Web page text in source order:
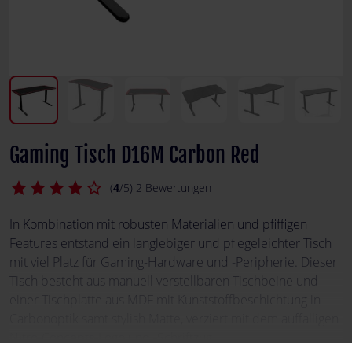
Gaming Tisch D16M Carbon Red
star_border
star
star
star
star (4/5) 2 Bewertungen
In Kombination mit robusten Materialien und pfiffigen
Features entstand ein langlebiger und pflegeleichter Tisch
mit viel Platz für Gaming-Hardware und -Peripherie. Dieser
Tisch besteht aus manuell verstellbaren Tischbeine und